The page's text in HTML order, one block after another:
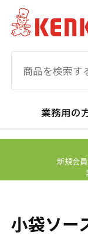
業務用の
新規会
小袋ソー